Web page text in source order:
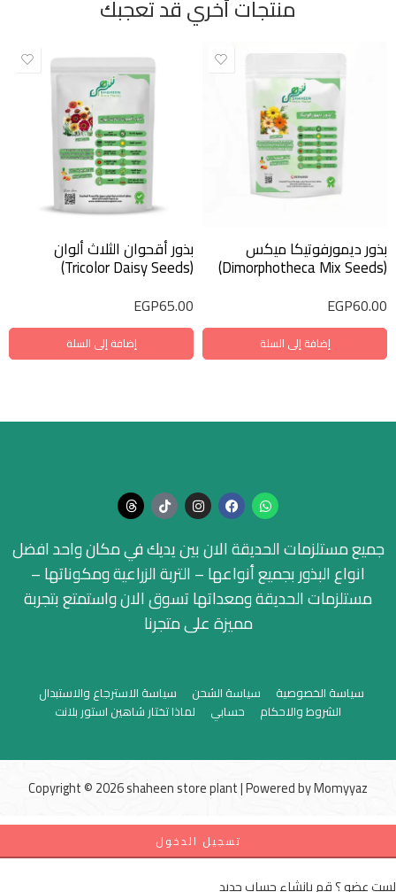
منتجات أخري قد تعجبك
بذور ديمورفوتيكا ميكس
(Dimorphotheca Mix Seeds)
EGP60.00
إضافة إلى السلة
بذور أقحوان الثلاث ألوان
(Tricolor Daisy Seeds)
EGP65.00
إضافة إلى السلة
جميع مستلزمات الحديقة الان بين يديك في مكان واحد افضل
انواع البذور بجميع أنواعها – التربة الزراعية ومكوناتها –
مستلزمات الحديقة ومعداتها تسوق الان واستمتع بتجربة
مميزة على متجرنا
سياسة الخصوصية سياسة الشحن
سياسة الاسترجاع والاستبدال
الشروط والاحكام
حسابي لماذا تختار شاهين استور بلانت
Copyright © 2026 shaheen store plant | Powered byMomyyaz
تسجيل الدخول
لست عضو ؟قم بإنشاء حساب جديد